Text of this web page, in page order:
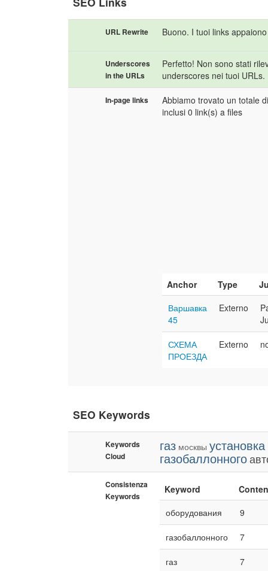
URL Rewrite Buono. I tuoi links
Underscores
in the URLs
Perfetto! Non sono stati
underscores nei tuoi URLs.
In-page links
Abbiamo trovato un totale
inclusi 0 link(s) a files
Anchor Type
Варшавка
45
Externo
СХЕМА
ПРОЕЗДА
Externo
SEO Keywords
Keywords
Cloud
газ москвы установка
газобаллонного
Consistenza
Keywords
Keyword
оборудования
9
газобаллонного 7
газ 7